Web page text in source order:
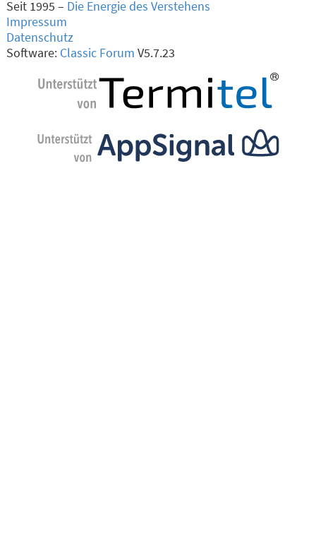
Seit 1995 – Die Energie des Verstehens
Impressum
Datenschutz
Software: Classic Forum V5.7.23